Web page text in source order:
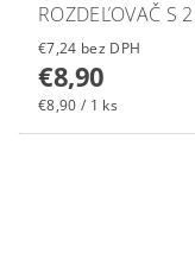
ROZDEĽOVAČ S
€7,24 bez DPH
€8,90
€8,90 / 1 ks